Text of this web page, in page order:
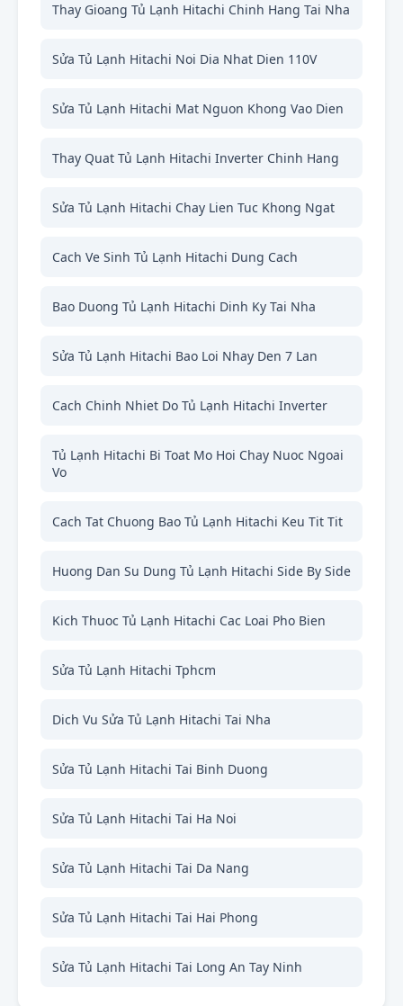
Thay Gioang Tủ Lạnh Hitachi Chinh Hang Tai Nha
Sửa Tủ Lạnh Hitachi Noi Dia Nhat Dien 110V
Sửa Tủ Lạnh Hitachi Mat Nguon Khong Vao Dien
Thay Quat Tủ Lạnh Hitachi Inverter Chinh Hang
Sửa Tủ Lạnh Hitachi Chay Lien Tuc Khong Ngat
Cach Ve Sinh Tủ Lạnh Hitachi Dung Cach
Bao Duong Tủ Lạnh Hitachi Dinh Ky Tai Nha
Sửa Tủ Lạnh Hitachi Bao Loi Nhay Den 7 Lan
Cach Chinh Nhiet Do Tủ Lạnh Hitachi Inverter
Tủ Lạnh Hitachi Bi Toat Mo Hoi Chay Nuoc Ngoai
Vo
Cach Tat Chuong Bao Tủ Lạnh Hitachi Keu Tit Tit
Huong Dan Su Dung Tủ Lạnh Hitachi Side By Side
Kich Thuoc Tủ Lạnh Hitachi Cac Loai Pho Bien
Sửa Tủ Lạnh Hitachi Tphcm
Dich Vu Sửa Tủ Lạnh Hitachi Tai Nha
Sửa Tủ Lạnh Hitachi Tai Binh Duong
Sửa Tủ Lạnh Hitachi Tai Ha Noi
Sửa Tủ Lạnh Hitachi Tai Da Nang
Sửa Tủ Lạnh Hitachi Tai Hai Phong
Sửa Tủ Lạnh Hitachi Tai Long An Tay Ninh